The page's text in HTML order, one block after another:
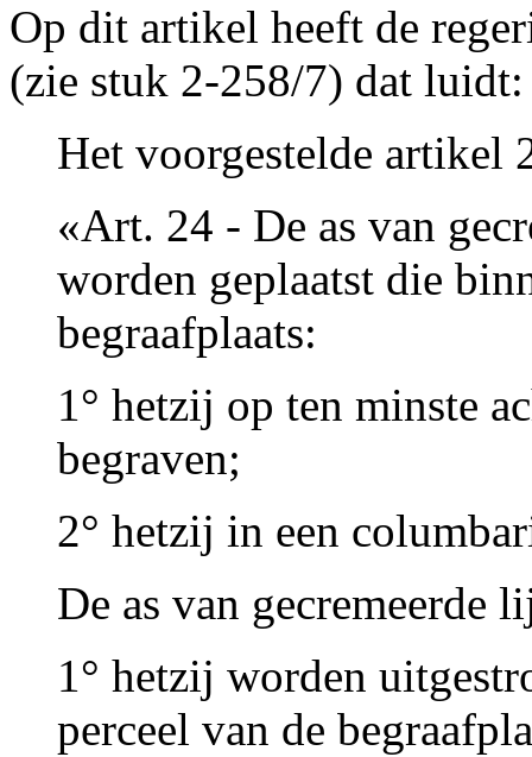
Op dit artikel heeft de
(zie stuk 2-258/7) dat luidt:
Het voorgestelde artikel
«Art. 24 - De as van
worden geplaatst die
begraafplaats:
1° hetzij op ten minste
begraven;
2° hetzij in een
De as van gecremeerde
1° hetzij worden
perceel van de